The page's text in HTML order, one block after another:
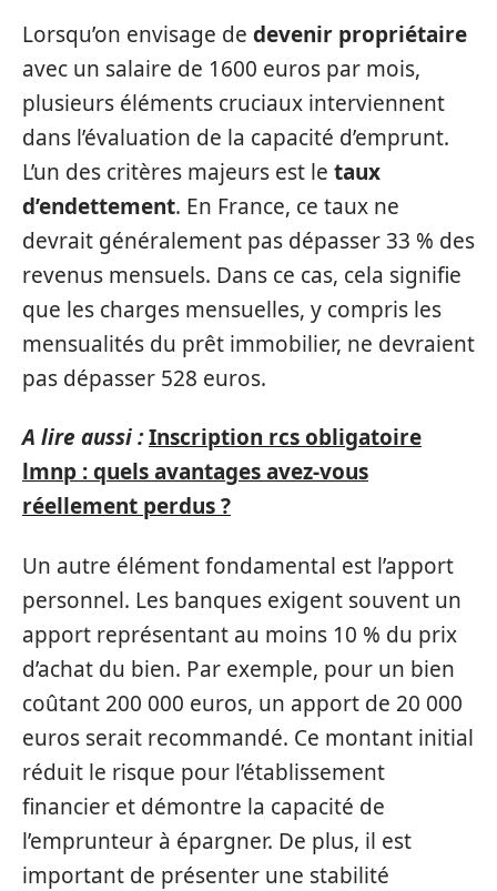
Lorsqu’on envisage de devenir propriétaire
avec un salaire de 1600 euros par mois,
plusieurs éléments cruciaux interviennent
dans l’évaluation de la capacité d’emprunt.
L’un des critères majeurs est le taux
d’endettement. En France, ce taux ne
devrait généralement pas dépasser 33 % des
revenus mensuels. Dans ce cas, cela signifie
que les charges mensuelles, y compris les
mensualités du prêt immobilier, ne devraient
pas dépasser 528 euros.
A lire aussi :Inscription rcs obligatoire
lmnp : quels avantages avez-vous
réellement perdus ?
Un autre élément fondamental est l’apport
personnel. Les banques exigent souvent un
apport représentant au moins 10 % du prix
d’achat du bien. Par exemple, pour un bien
coûtant 200 000 euros, un apport de 20 000
euros serait recommandé. Ce montant initial
réduit le risque pour l’établissement
financier et démontre la capacité de
l’emprunteur à épargner. De plus, il est
important de présenter une stabilité